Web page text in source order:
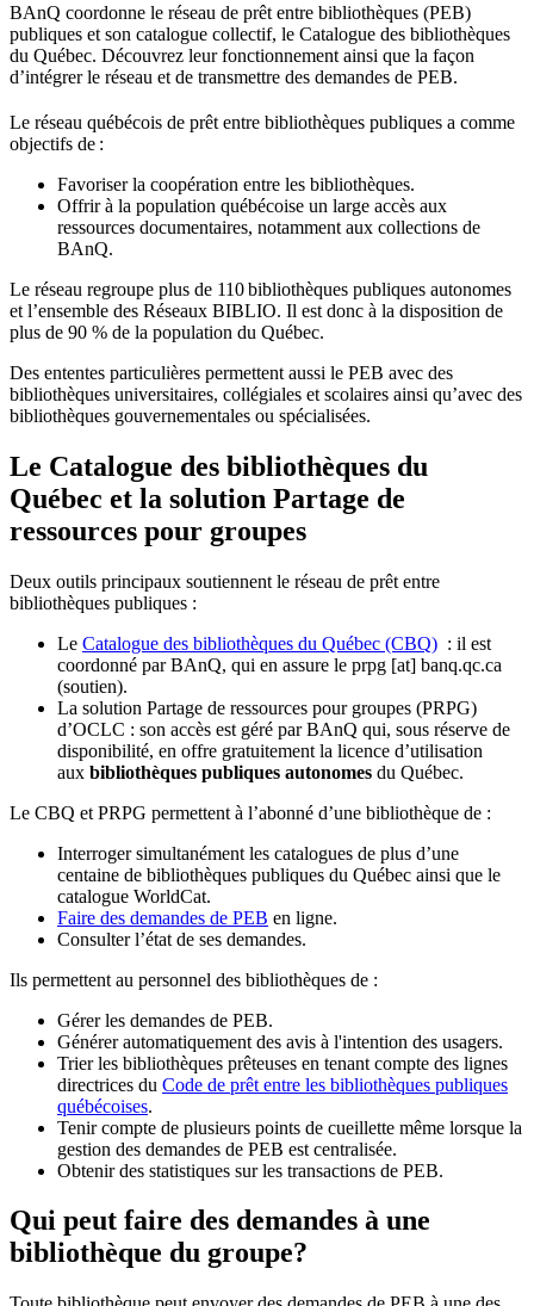
BAnQ coordonne le réseau de prêt entre bibliothèques (PEB)
publiques et son catalogue collectif, le Catalogue des bibliothèques
du Québec. Découvrez leur fonctionnement ainsi que la façon
d’intégrer le réseau et de transmettre des demandes de PEB.
Le réseau québécois de prêt entre bibliothèques publiques a comme
objectifs de :
Favoriser la coopération entre les bibliothèques.
Offrir à la population québécoise un large accès aux
ressources documentaires, notamment aux collections de
BAnQ.
Le réseau regroupe plus de 110bibliothèques publiques autonomes
et l’ensemble des Réseaux BIBLIO. Il est donc à la disposition de
plus de 90 % de la population du Québec.
Des ententes particulières permettent aussi le PEB avec des
bibliothèques universitaires, collégiales et scolaires ainsi qu’avec des
bibliothèques gouvernementales ou spécialisées.
Le Catalogue des bibliothèques du
Québec et la solution Partage de
ressources pour groupes
Deux outils principaux soutiennent le réseau de prêt entre
bibliothèques publiques :
Le Catalogue des bibliothèques du Québec (CBQ) : il est
coordonné par BAnQ, qui en assure le prpg [at] banq.qc.ca
(soutien).
La solution Partage de ressources pour groupes (PRPG)
d’OCLC : son accès est géré par BAnQ qui, sous réserve de
disponibilité, en offre gratuitement la licence d’utilisation
aux bibliothèques publiques autonomes du Québec.
Le CBQ et PRPG permettent à l’abonné d’une bibliothèque de :
Interroger simultanément les catalogues de plus d’une
centaine de bibliothèques publiques du Québec ainsi que le
catalogue WorldCat.
Faire des demandes de PEB en ligne.
Consulter l’état de ses demandes.
Ils permettent au personnel des bibliothèques de :
Gérer les demandes de PEB.
Générer automatiquement des avis à l'intention des usagers.
Trier les bibliothèques prêteuses en tenant compte des lignes
directrices du Code de prêt entre les bibliothèques publiques
québécoises.
Tenir compte de plusieurs points de cueillette même lorsque la
gestion des demandes de PEB est centralisée.
Obtenir des statistiques sur les transactions de PEB.
Qui peut faire des demandes à une
bibliothèque du groupe?